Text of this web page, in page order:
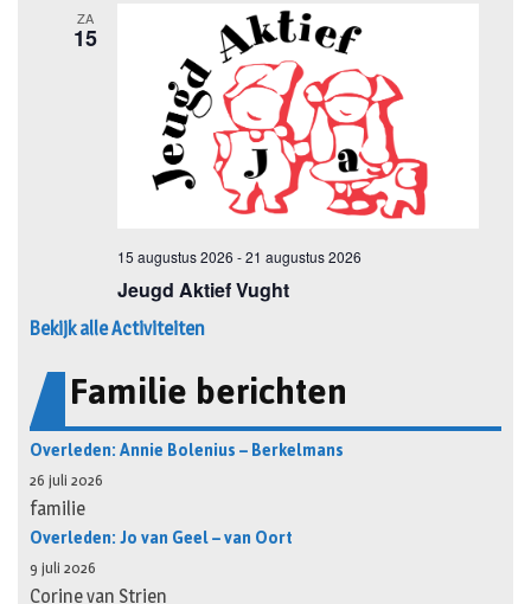
Bekijk alle Activiteiten
Familie berichten
Overleden: Annie Bolenius – Berkelmans
26 juli 2026
familie
Overleden: Jo van Geel – van Oort
9 juli 2026
Corine van Strien